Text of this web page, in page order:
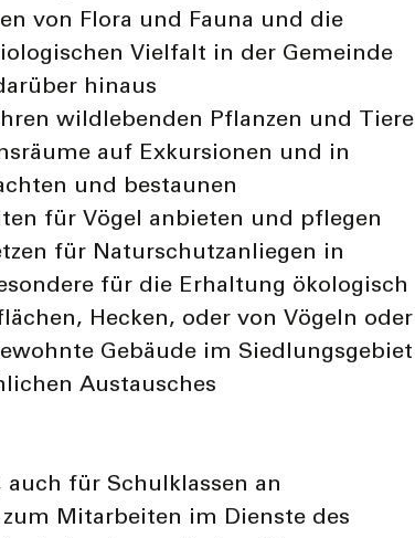
von Flora und Fauna und die
Vielfalt in der Gemeinde
hinaus
wildlebenden Pflanzen und Tiere
auf Exkursionen und in
und bestaunen
für Vögel anbieten und pflegen
für Naturschutzanliegen in
für die Erhaltung ökologisch
Hecken, oder von Vögeln oder
Gebäude im Siedlungsgebiet
Austausches
auch für Schulklassen an
zum Mitarbeiten im Dienste des